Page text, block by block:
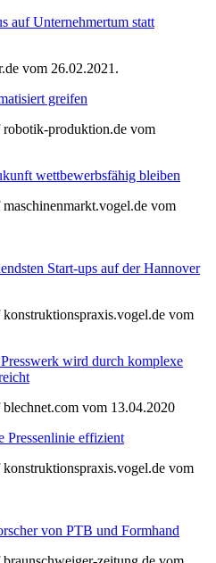
auf Unternehmertum statt
vom 26.02.2021.
greifen
produktion.de vom
wettbewerbsfähig bleiben
vom
Start-ups auf der Hannover
vom
wird durch komplexe
vom 13.04.2020
Pressenlinie effizient
vom
von PTB und Formhand